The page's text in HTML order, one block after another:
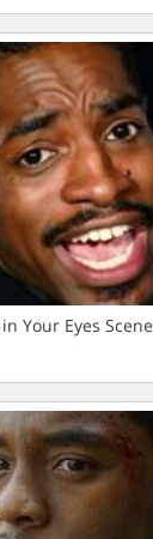
Your Eyes Scene